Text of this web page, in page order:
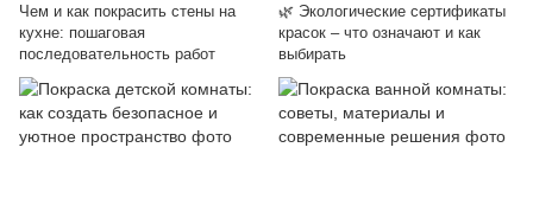
Чем и как покрасить стены на
кухне: пошаговая
последовательность работ
🌿 Экологические сертификаты
красок – что означают и как
выбирать